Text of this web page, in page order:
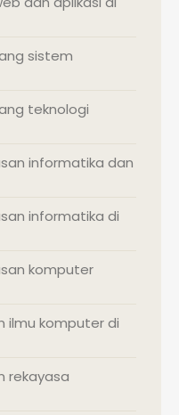
sistem
teknologi
informatika dan
informatika di
komputer
ilmu komputer di
rekayasa